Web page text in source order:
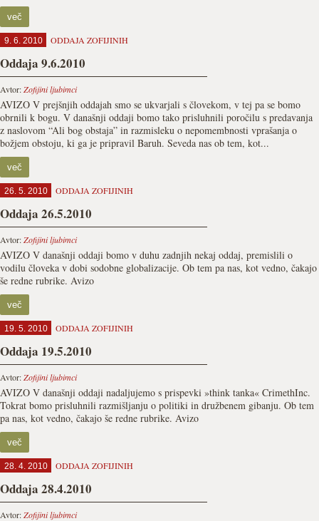
več
9. 6. 2010 ODDAJA ZOFIJINIH
Oddaja 9.6.2010
Avtor:Zofijini ljubimci
AVIZO V prejšnjih oddajah smo se ukvarjali s človekom, v tej pa se bomo
obrnili k bogu. V današnji oddaji bomo tako prisluhnili poročilu s predavanja
z naslovom “Ali bog obstaja” in razmisleku o nepomembnosti vprašanja o
božjem obstoju, ki ga je pripravil Baruh. Seveda nas ob tem, kot...
več
26. 5. 2010 ODDAJA ZOFIJINIH
Oddaja 26.5.2010
Avtor:Zofijini ljubimci
AVIZO V današnji oddaji bomo v duhu zadnjih nekaj oddaj, premislili o
vodilu človeka v dobi sodobne globalizacije. Ob tem pa nas, kot vedno, čakajo
še redne rubrike. Avizo
več
19. 5. 2010 ODDAJA ZOFIJINIH
Oddaja 19.5.2010
Avtor:Zofijini ljubimci
AVIZO V današnji oddaji nadaljujemo s prispevki »think tanka« CrimethInc.
Tokrat bomo prisluhnili razmišljanju o politiki in družbenem gibanju. Ob tem
pa nas, kot vedno, čakajo še redne rubrike. Avizo
več
28. 4. 2010 ODDAJA ZOFIJINIH
Oddaja 28.4.2010
Avtor:Zofijini ljubimci